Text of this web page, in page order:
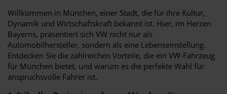
Willkommen in München, einer Stadt, die für ihre Kultur,
Dynamik und Wirtschaftskraft bekannt ist. Hier, im Herzen
Bayerns, präsentiert sich VW nicht nur als
Automobilhersteller, sondern als eine Lebenseinstellung.
Entdecken Sie die zahlreichen Vorteile, die ein VW-Fahrzeug
für München bietet, und warum es die perfekte Wahl für
anspruchsvolle Fahrer ist.